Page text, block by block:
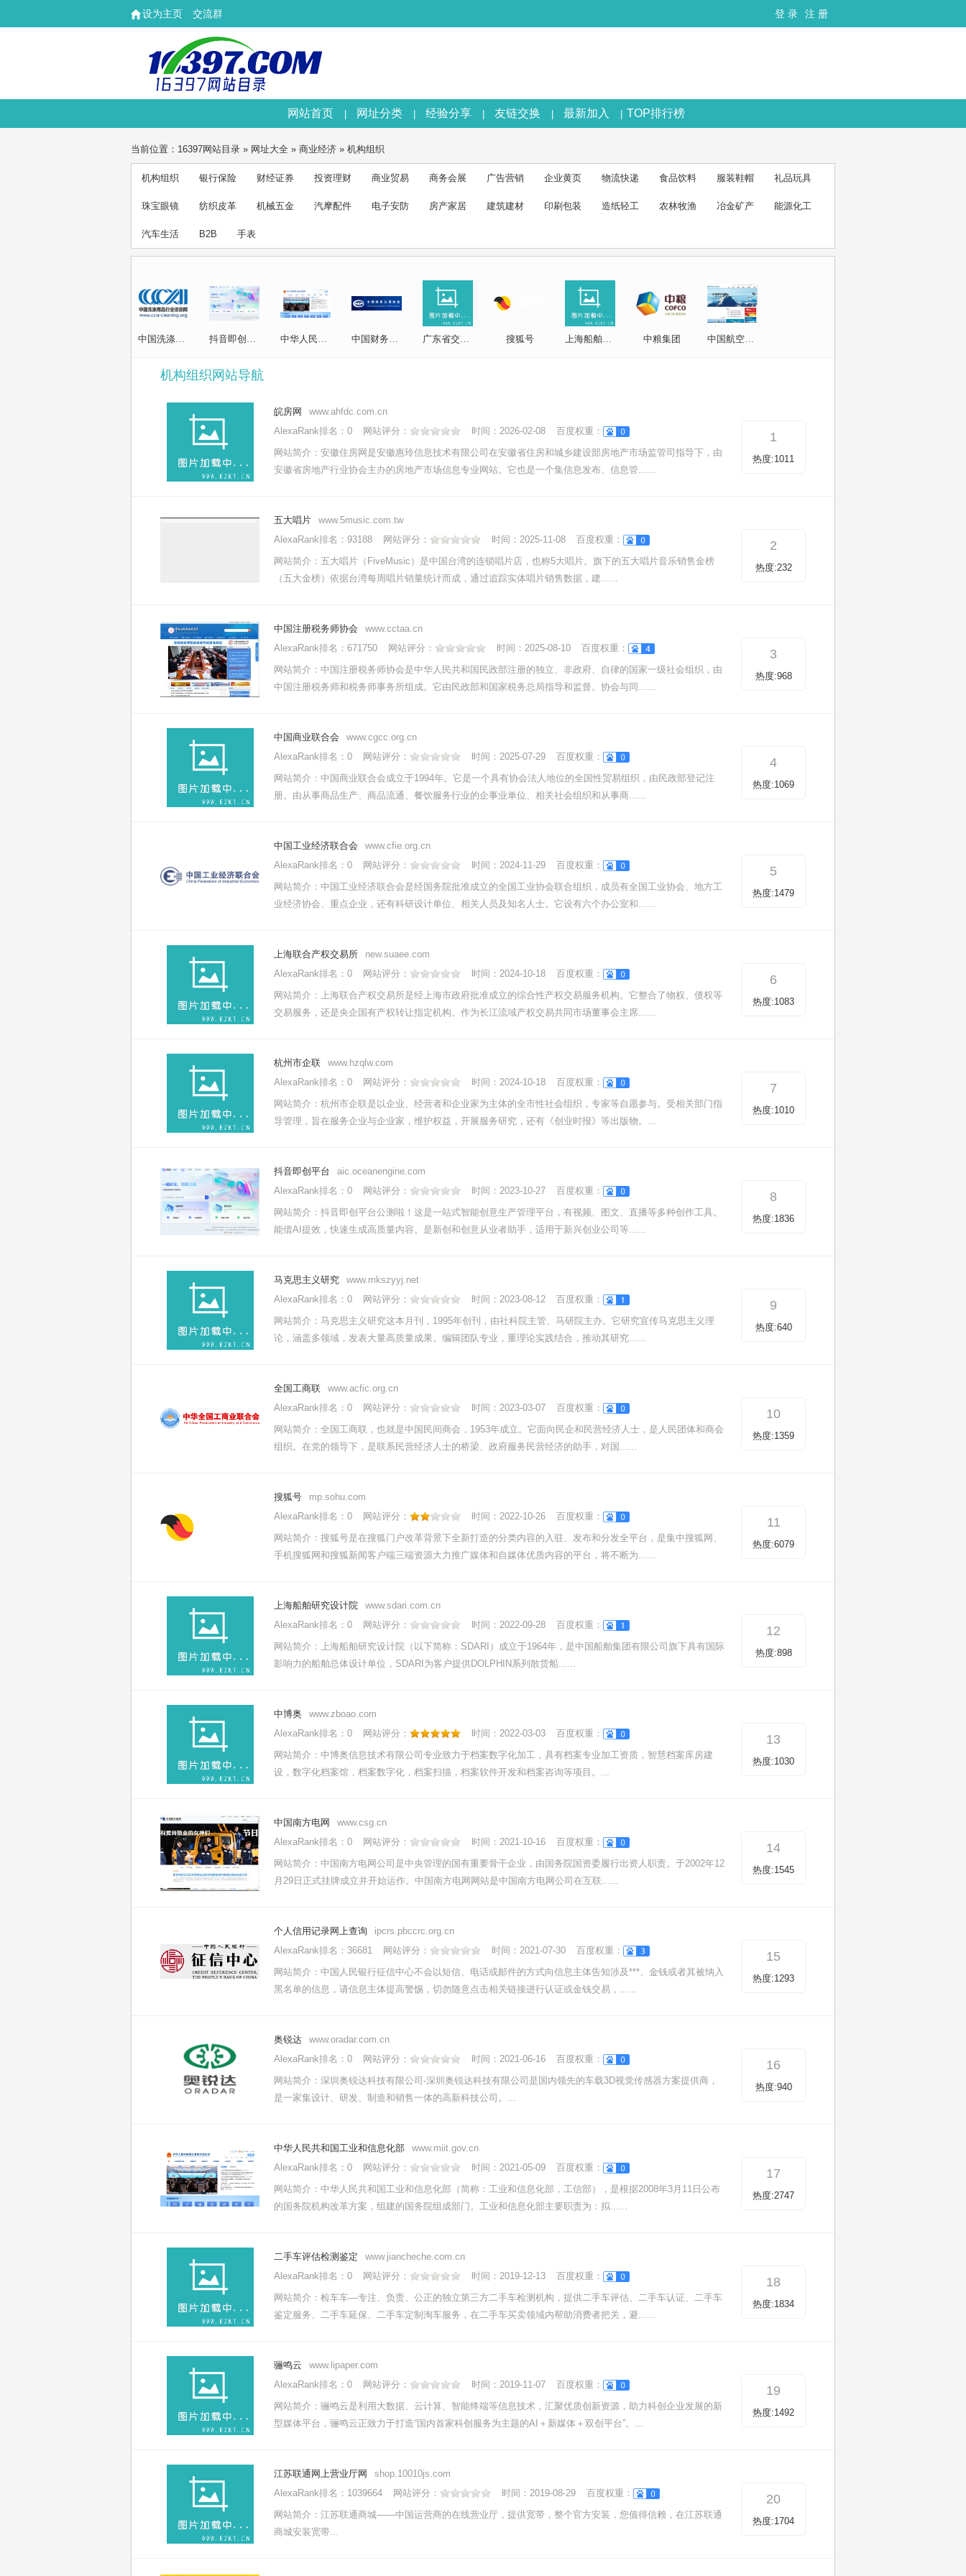
设为主页 交流群 登 录 注 册
网站首页 | 网址分类 | 经验分享 | 友链交换 | 最新加入 | TOP排行榜
当前位置： 16397网站目录 » 网址大全 » 商业经济 » 机构组织
机构组织 银行保险 财经证券 投资理财 商业贸易 商务会展 广告营销 企业黄页 物流快递 食品饮料 服装鞋帽 礼品玩具
珠宝眼镜 纺织皮革 机械五金 汽摩配件 电子安防 房产家居 建筑建材 印刷包装 造纸轻工 农林牧渔 冶金矿产 能源化工
汽车生活 B2B 手表
中国洗涤用品工业协会 抖音即创平台 中华人民共和国工业和信息化部 中国财务公司协会 广东省交通集团有限公司 搜狐号 上海船舶研究设计院 中粮集团 中国航空工业集团
机构组织网站导航
皖房网
www.ahfdc.com.cn
AlexaRank排名： 0 网站评分： 时间： 2026-02-08
百度权重：
网站简介：安徽住房网是安徽惠玲信息技术有限公司在安徽省住房和城乡建设部房地产市场监管司指导下，由
安徽省房地产行业协会主办的房地产市场信息专业网站。它也是一个集信息发布、信息管......
1
热度:1011
五大唱片
www.5music.com.tw
AlexaRank排名： 93188 网站评分： 时间： 2025-11-08
百度权重：
网站简介：五大唱片（FiveMusic）是中国台湾的连锁唱片店，也称5大唱片。旗下的五大唱片音乐销售金榜
（五大金榜）依据台湾每周唱片销量统计而成，通过追踪实体唱片销售数据，建......
2
热度:232
中国注册税务师协会
www.cctaa.cn
AlexaRank排名： 671750 网站评分： 时间： 2025-08-10
百度权重：
网站简介：中国注册税务师协会是中华人民共和国民政部注册的独立、非政府、自律的国家一级社会组织，由
中国注册税务师和税务师事务所组成。它由民政部和国家税务总局指导和监督。协会与同......
3
热度:968
中国商业联合会
www.cgcc.org.cn
AlexaRank排名： 0 网站评分： 时间： 2025-07-29
百度权重：
网站简介：中国商业联合会成立于1994年。它是一个具有协会法人地位的全国性贸易组织，由民政部登记注
册。由从事商品生产、商品流通、餐饮服务行业的企事业单位、相关社会组织和从事商......
4
热度:1069
中国工业经济联合会
www.cfie.org.cn
AlexaRank排名： 0 网站评分： 时间： 2024-11-29
百度权重：
网站简介：中国工业经济联合会是经国务院批准成立的全国工业协会联合组织，成员有全国工业协会、地方工
业经济协会、重点企业，还有科研设计单位、相关人员及知名人士。它设有六个办公室和......
5
热度:1479
上海联合产权交易所
new.suaee.com
AlexaRank排名： 0 网站评分： 时间： 2024-10-18
百度权重：
网站简介：上海联合产权交易所是经上海市政府批准成立的综合性产权交易服务机构。它整合了物权、债权等
交易服务，还是央企国有产权转让指定机构。作为长江流域产权交易共同市场董事会主席......
6
热度:1083
杭州市企联
www.hzqlw.com
AlexaRank排名： 0 网站评分： 时间： 2024-10-18
百度权重：
网站简介：杭州市企联是以企业、经营者和企业家为主体的全市性社会组织，专家等自愿参与。受相关部门指
导管理，旨在服务企业与企业家，维护权益，开展服务研究，还有《创业时报》等出版物。...
7
热度:1010
抖音即创平台
aic.oceanengine.com
AlexaRank排名： 0 网站评分： 时间： 2023-10-27
百度权重：
网站简介：抖音即创平台公测啦！这是一站式智能创意生产管理平台，有视频、图文、直播等多种创作工具。
能借AI提效，快速生成高质量内容。是新创和创意从业者助手，适用于新兴创业公司等......
8
热度:1836
马克思主义研究
www.mkszyyj.net
AlexaRank排名： 0 网站评分： 时间： 2023-08-12
百度权重：
网站简介：马克思主义研究这本月刊，1995年创刊，由社科院主管、马研院主办。它研究宣传马克思主义理
论，涵盖多领域，发表大量高质量成果。编辑团队专业，重理论实践结合，推动其研究......
9
热度:640
全国工商联
www.acfic.org.cn
AlexaRank排名： 0 网站评分： 时间： 2023-03-07
百度权重：
网站简介：全国工商联，也就是中国民间商会，1953年成立。它面向民企和民营经济人士，是人民团体和商会
组织。在党的领导下，是联系民营经济人士的桥梁、政府服务民营经济的助手，对国......
10
热度:1359
搜狐号
mp.sohu.com
AlexaRank排名： 0 网站评分： 时间： 2022-10-26
百度权重：
网站简介：搜狐号是在搜狐门户改革背景下全新打造的分类内容的入驻、发布和分发全平台，是集中搜狐网、
手机搜狐网和搜狐新闻客户端三端资源大力推广媒体和自媒体优质内容的平台，将不断为......
11
热度:6079
上海船舶研究设计院
www.sdari.com.cn
AlexaRank排名： 0 网站评分： 时间： 2022-09-28
百度权重：
网站简介：上海船舶研究设计院（以下简称：SDARI）成立于1964年，是中国船舶集团有限公司旗下具有国际
影响力的船舶总体设计单位，SDARI为客户提供DOLPHIN系列散货船......
12
热度:898
中博奥
www.zboao.com
AlexaRank排名： 0 网站评分： 时间： 2022-03-03
百度权重：
网站简介：中博奥信息技术有限公司专业致力于档案数字化加工，具有档案专业加工资质，智慧档案库房建
设，数字化档案馆，档案数字化，档案扫描，档案软件开发和档案咨询等项目。...
13
热度:1030
中国南方电网
www.csg.cn
AlexaRank排名： 0 网站评分： 时间： 2021-10-16
百度权重：
网站简介：中国南方电网公司是中央管理的国有重要骨干企业，由国务院国资委履行出资人职责。于2002年12
月29日正式挂牌成立并开始运作。中国南方电网网站是中国南方电网公司在互联......
14
热度:1545
个人信用记录网上查询
ipcrs.pbccrc.org.cn
AlexaRank排名： 36681 网站评分： 时间： 2021-07-30
百度权重：
网站简介：中国人民银行征信中心不会以短信、电话或邮件的方式向信息主体告知涉及***、金钱或者其被纳入
黑名单的信息，请信息主体提高警惕，切勿随意点击相关链接进行认证或金钱交易，......
15
热度:1293
奥锐达
www.oradar.com.cn
AlexaRank排名： 0 网站评分： 时间： 2021-06-16
百度权重：
网站简介：深圳奥锐达科技有限公司-深圳奥锐达科技有限公司是国内领先的车载3D视觉传感器方案提供商，
是一家集设计、研发、制造和销售一体的高新科技公司。...
16
热度:940
中华人民共和国工业和信息化部
www.miit.gov.cn
AlexaRank排名： 0 网站评分： 时间： 2021-05-09
百度权重：
网站简介：中华人民共和国工业和信息化部（简称：工业和信息化部，工信部），是根据2008年3月11日公布
的国务院机构改革方案，组建的国务院组成部门。工业和信息化部主要职责为：拟......
17
热度:2747
二手车评估检测鉴定
www.jiancheche.com.cn
AlexaRank排名： 0 网站评分： 时间： 2019-12-13
百度权重：
网站简介：检车车—专注、负责、公正的独立第三方二手车检测机构，提供二手车评估、二手车认证、二手车
鉴定服务、二手车延保、二手车定制淘车服务，在二手车买卖领域内帮助消费者把关，避......
18
热度:1834
骊鸣云
www.lipaper.com
AlexaRank排名： 0 网站评分： 时间： 2019-11-07
百度权重：
网站简介：骊鸣云是利用大数据、云计算、智能终端等信息技术，汇聚优质创新资源，助力科创企业发展的新
型媒体平台，骊鸣云正致力于打造“国内首家科创服务为主题的AI＋新媒体＋双创平台”。...
19
热度:1492
江苏联通网上营业厅网
shop.10010js.com
AlexaRank排名： 1039664 网站评分： 时间： 2019-08-29
百度权重：
网站简介：江苏联通商城——中国运营商的在线营业厅，提供宽带，整个官方安装，您值得信赖，在江苏联通
商城安装宽带...
20
热度:1704